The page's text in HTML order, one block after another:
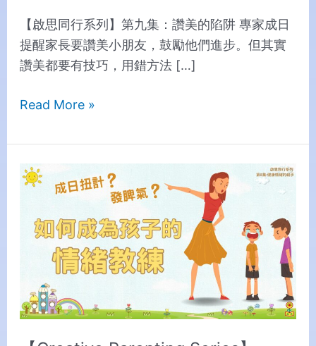
【啟思同行系列】第九集：讚美的陷阱 專家成日
提醒家長要讚美小朋友，鼓勵他們進步。但其實
讚美都要有技巧，用錯方法 […]
Read More »
【Creative
Parenting
Episode
Killer
Emotions